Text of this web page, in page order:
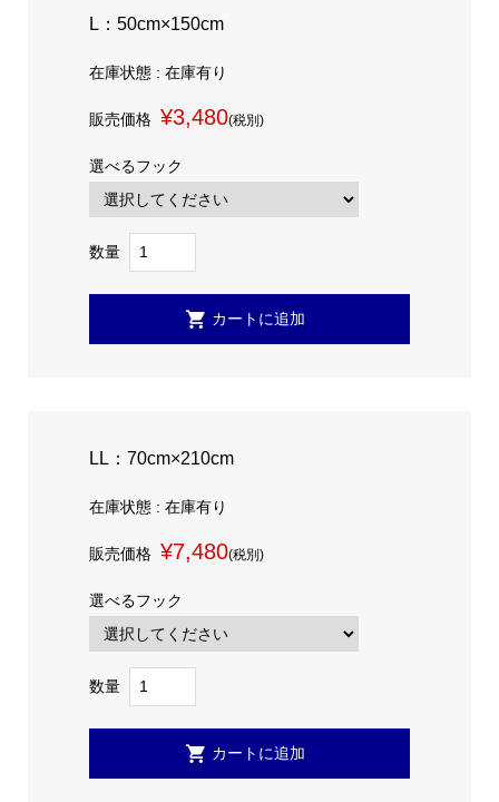
L：50cm×150cm
在庫状態 : 在庫有り
販売価格 ¥3,480(税別)
選べるフック
数量
LL：70cm×210cm
在庫状態 : 在庫有り
販売価格 ¥7,480(税別)
選べるフック
数量